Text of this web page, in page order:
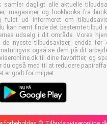
samler dagligt alle aktuelle
magasiner og lookbooks fra
fuldt ud informeret om
kan nemt finde det bestemte tilbud
udsalg i dit område. Vores
nyeste tilbudsaviser, endda før
også se dem på dit
til dine favoritter, og
du også med til at reducere
er godt for miljøet.